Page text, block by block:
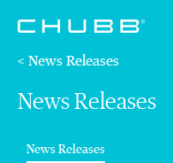
< News Releases
News Releases
News Releases(current)